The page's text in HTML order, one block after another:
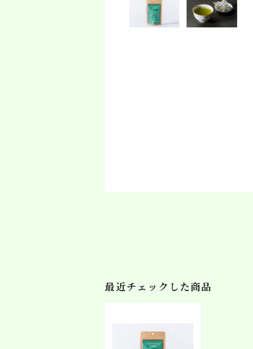
最近チェックした商品